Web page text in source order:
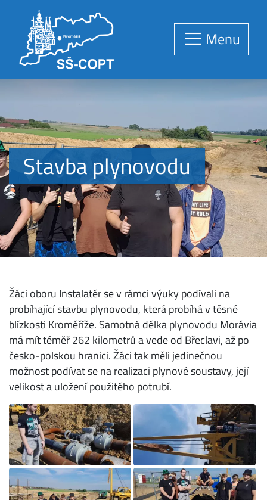
Menu
Stavba plynovodu
Žáci oboru Instalatér se v rámci výuky podívali na
probíhající stavbu plynovodu, která probíhá v těsné
blízkosti Kroměříže. Samotná délka plynovodu Morávia
má mít téměř 262 kilometrů a vede od Břeclavi, až po
česko-polskou hranici. Žáci tak měli jedinečnou
možnost podívat se na realizaci plynové soustavy, její
velikost a uložení použitého potrubí.